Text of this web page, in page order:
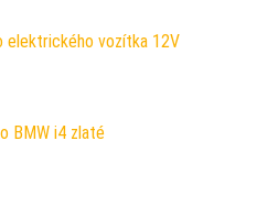
elektrického vozítka 12V
BMW i4 zlaté